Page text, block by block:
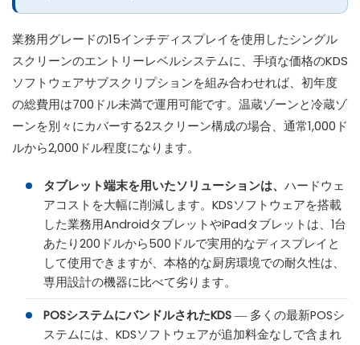
業務用グレードの15インチディスプレイを使用したシングル
スクリーンのエントリーレベルシステムに、手頃な価格のKDS
ソフトウェアサブスクリプションを組み合わせれば、初年度
の総費用は700ドル未満で運用可能です。温蔵ゾーンと冷蔵ゾ
ーンを別々にカバーする2スクリーン構成の場合、通常1,000ド
ルから2,000ドル程度になります。
タブレット端末を用いたソリューションは、ハードウェ
アコストを大幅に削減します。KDSソフトウェアを搭載
した業務用AndroidタブレットやiPadタブレットは、1台
あたり200ドルから500ドルで実用的なディスプレイと
して使用できますが、本格的な厨房環境での耐久性は、
専用設計の機器に比べて劣ります。
POSシステムにバンドルされたKDS ― 多くの最新POSシ
ステムには、KDSソフトウェアが追加料金なしで含まれ